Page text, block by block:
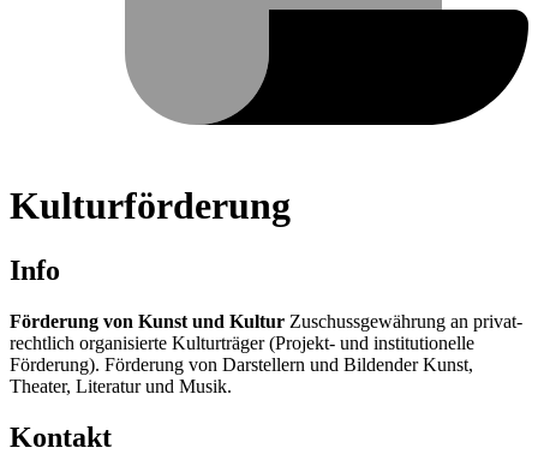
Kulturförderung
Info
Förderung von Kunst und Kultur Zuschussgewährung an privat-
rechtlich organisierte Kulturträger (Projekt- und institutionelle
Förderung). Förderung von Darstellern und Bildender Kunst,
Theater, Literatur und Musik.
Kontakt